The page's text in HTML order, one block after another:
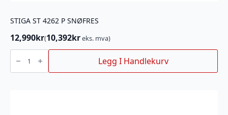
STIGA ST 4262 P SNØFRES
12,990kr(10,392kreks. mva)
STIGA
4262
P
Legg I Handlekurv